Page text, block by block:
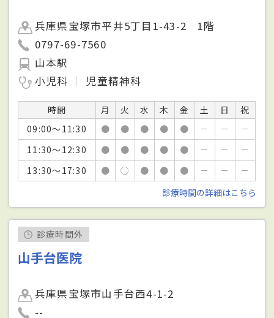
兵庫県宝塚市平井5丁目1-43-2 1階
0797-69-7560
山本駅
小児科
児童精神科
時間 月 火 水 木 金 土 日
祝
09:00～11:30
● ● ● ● ● － －
－
11:30～12:30
● ● ● ● ● － －
－
13:30～17:30
● ○ ● ● ● － －
－
診療時間の詳細はこちら
診療時間外
山手台医院
兵庫県宝塚市山手台西4-1-2
--